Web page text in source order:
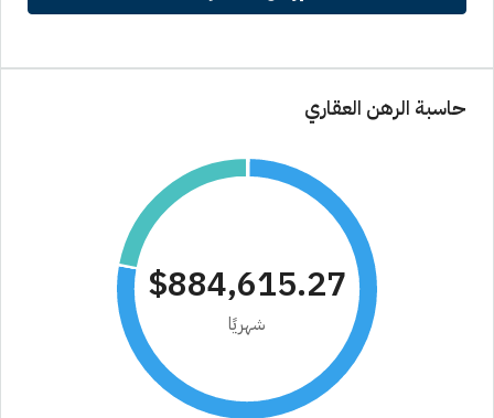
حاسبة الرهن العقاري
$884,615.27
شهريًا